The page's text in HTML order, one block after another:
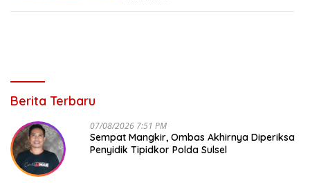
Berita Terbaru
07/08/2026 7:51 PM
Sempat Mangkir, Ombas Akhirnya Diperiksa
Penyidik Tipidkor Polda Sulsel